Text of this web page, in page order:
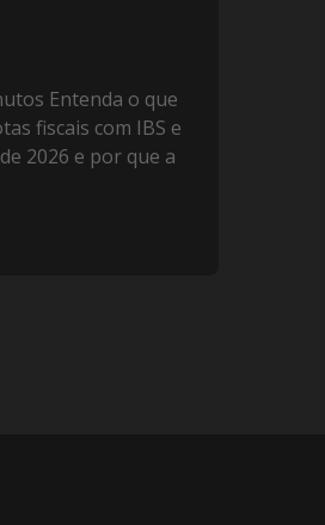
Entenda o que
fiscais com IBS e
2026 e por que a